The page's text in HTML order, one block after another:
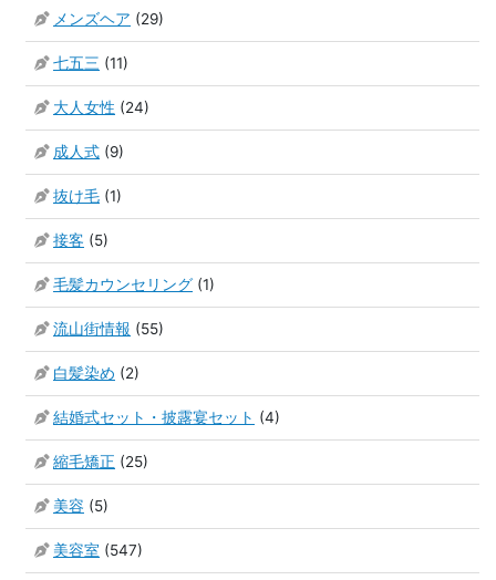
メンズヘア (29)
七五三 (11)
大人女性 (24)
成人式 (9)
抜け毛 (1)
接客 (5)
毛髪カウンセリング (1)
流山街情報 (55)
白髪染め (2)
結婚式セット・披露宴セット (4)
縮毛矯正 (25)
美容 (5)
美容室 (547)